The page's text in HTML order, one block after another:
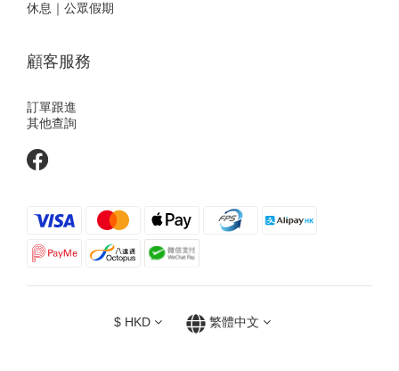
休息｜公眾假期
顧客服務
訂單跟進
其他查詢
$ HKD 繁體中文